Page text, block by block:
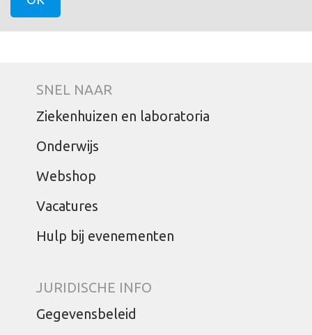
SNEL NAAR
Ziekenhuizen en laboratoria
Onderwijs
Webshop
Vacatures
Hulp bij evenementen
JURIDISCHE INFO
Gegevensbeleid